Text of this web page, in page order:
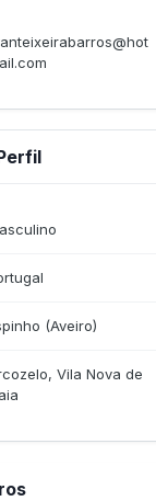
(Aveiro)
Vila Nova de